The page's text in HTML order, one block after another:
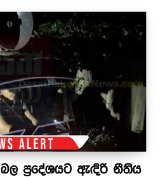
ප්‍රදේශයට ඇඳිරි නීතිය